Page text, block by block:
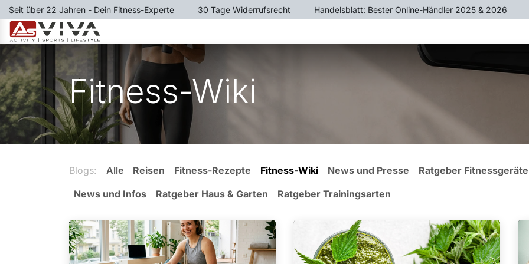
Zum Inhalt springen
Seit über 22 Jahren - Dein Fitness-Experte ​30 Tage Widerrufsrecht ​Handelsblatt: Bester Online-Händler 2025 & 2026
Fitness-Wiki
Blogs: Alle Reisen Fitness-Rezepte Fitness-Wiki News und Presse
Ratgeber Fitnessgeräte
News und Infos
Ratgeber Haus & Garten Ratgeber Trainingsarten